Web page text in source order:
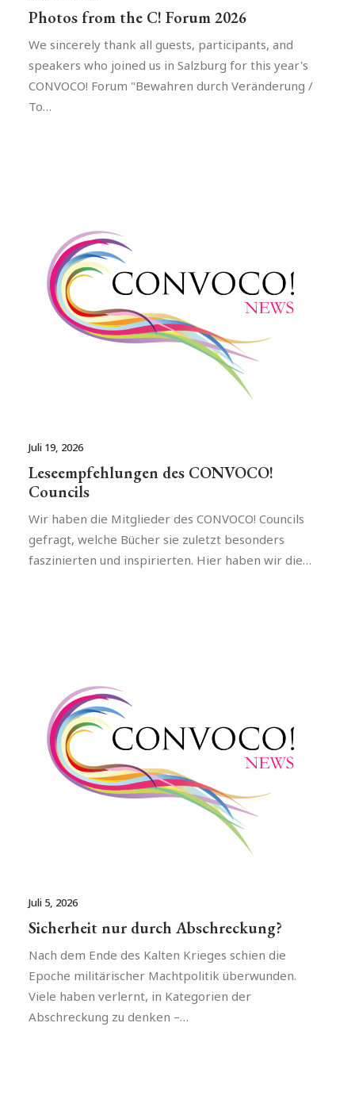
Photos from the C! Forum 2026
We sincerely thank all guests, participants, and
speakers who joined us in Salzburg for this year's
CONVOCO! Forum "Bewahren durch Veränderung /
To…
Juli 19, 2026
Leseempfehlungen des CONVOCO!
Councils
Wir haben die Mitglieder des CONVOCO! Councils
gefragt, welche Bücher sie zuletzt besonders
faszinierten und inspirierten. Hier haben wir die…
Juli 5, 2026
Sicherheit nur durch Abschreckung?
Nach dem Ende des Kalten Krieges schien die
Epoche militärischer Machtpolitik überwunden.
Viele haben verlernt, in Kategorien der
Abschreckung zu denken –…